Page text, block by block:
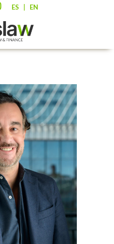
ES EN